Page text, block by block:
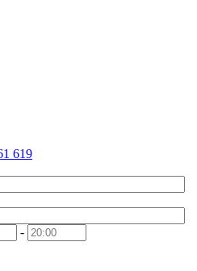
619
-